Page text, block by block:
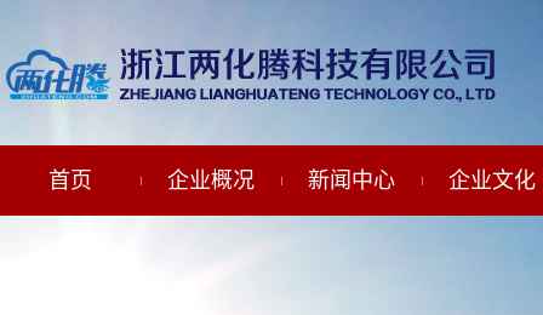
首页 企业概况 新闻中心 企业文化